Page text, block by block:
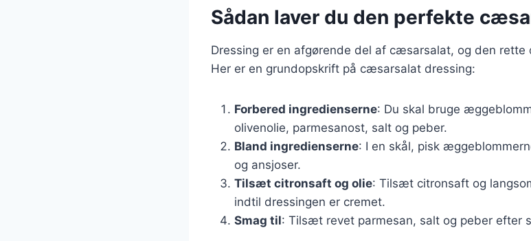
Sådan laver du den perfekte
Dressing er en afgørende del af cæsarsalat, og den rette
Her er en grundopskrift på cæsarsalat dressing:
Forbered ingredienserne: Du skal bruge
olivenolie, parmesanost, salt og peber.
Bland ingredienserne: I en skål, pisk
og ansjoser.
Tilsæt citronsaft og olie: Tilsæt citronsaft og
indtil dressingen er cremet.
Smag til: Tilsæt revet parmesan, salt og peber efter